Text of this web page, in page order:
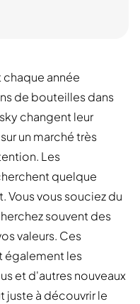
année
de bouteilles dans
changent leur
un marché très
Les
quelque
Vous vous souciez du
souvent des
valeurs. Ces
également les
et d'autres nouveaux
juste à découvrir le